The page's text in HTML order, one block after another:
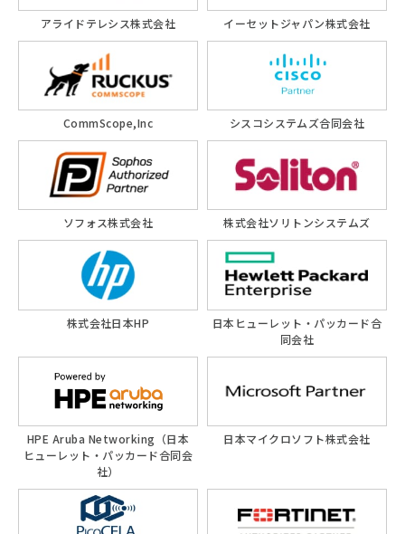
アライドテレシス株式会社 イーセットジャパン株式会社
CommScope,Inc シスコシステムズ合同会社
ソフォス株式会社 株式会社ソリトンシステムズ
株式会社日本HP
日本ヒューレット・パッカード合
同会社
HPE Aruba Networking（日本
ヒューレット・パッカード合同会
社）
日本マイクロソフト株式会社